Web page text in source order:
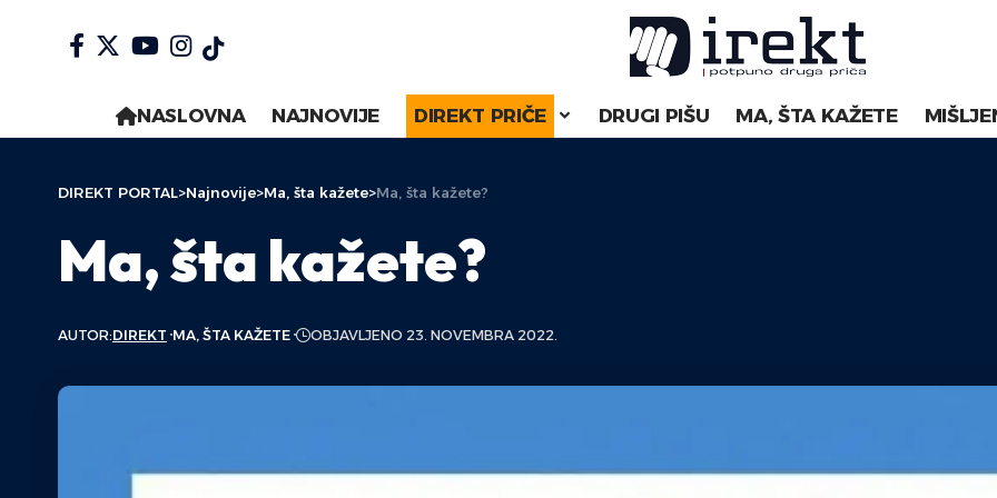
NASLOVNA NAJNOVIJE DIREKT PRIČE DRUGI PIŠU MA, ŠTA KAŽETE
DIREKT PORTAL>Najnovije>Ma, šta kažete>Ma, šta kažete?
Ma, šta kažete?
AUTOR:DIREKT MA, ŠTA KAŽETE OBJAVLJENO 23. NOVEMBRA 2022.